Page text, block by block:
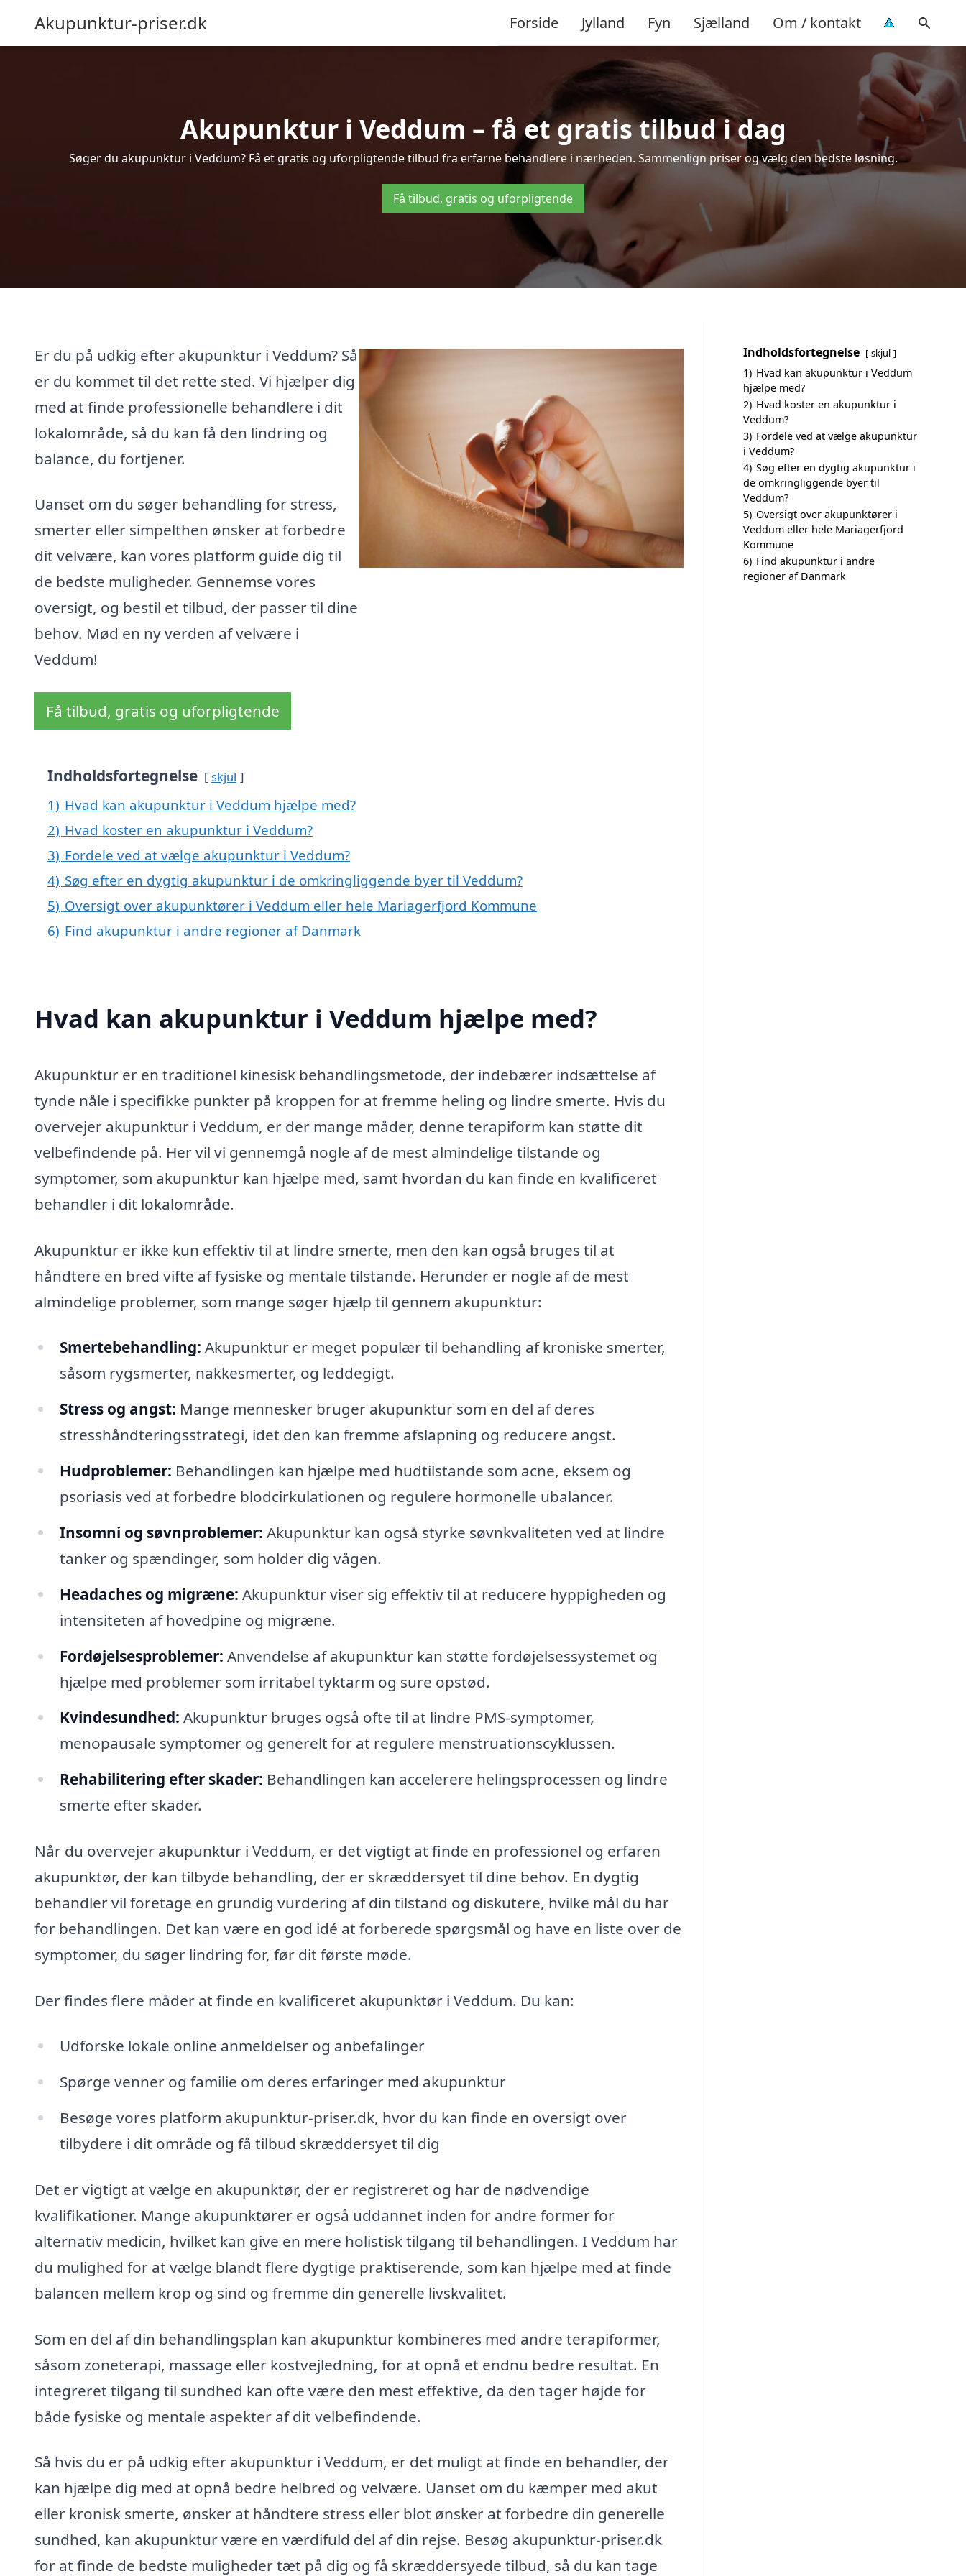
Akupunktur-priser.dk Forside Jylland Fyn Sjælland Om / kontakt
Akupunktur i Veddum – få et gratis tilbud i dag
Søger du akupunktur i Veddum? Få et gratis og uforpligtende tilbud fra erfarne behandlere i nærheden. Sammenlign priser og vælg den bedste løsning.
Få tilbud, gratis og uforpligtende
Er du på udkig efter akupunktur i Veddum? Så
er du kommet til det rette sted. Vi hjælper dig
med at finde professionelle behandlere i dit
lokalområde, så du kan få den lindring og
balance, du fortjener.
Uanset om du søger behandling for stress,
smerter eller simpelthen ønsker at forbedre
dit velvære, kan vores platform guide dig til
de bedste muligheder. Gennemse vores
oversigt, og bestil et tilbud, der passer til dine
behov. Mød en ny verden af velvære i
Veddum!
Få tilbud, gratis og uforpligtende
Indholdsfortegnelse skjul
1) Hvad kan akupunktur i Veddum hjælpe med?
2) Hvad koster en akupunktur i Veddum?
3) Fordele ved at vælge akupunktur i Veddum?
4) Søg efter en dygtig akupunktur i de omkringliggende byer til Veddum?
5) Oversigt over akupunktører i Veddum eller hele Mariagerfjord Kommune
6) Find akupunktur i andre regioner af Danmark
Hvad kan akupunktur i Veddum hjælpe med?
Akupunktur er en traditionel kinesisk behandlingsmetode, der indebærer indsættelse af
tynde nåle i specifikke punkter på kroppen for at fremme heling og lindre smerte. Hvis du
overvejer akupunktur i Veddum, er der mange måder, denne terapiform kan støtte dit
velbefindende på. Her vil vi gennemgå nogle af de mest almindelige tilstande og
symptomer, som akupunktur kan hjælpe med, samt hvordan du kan finde en kvalificeret
behandler i dit lokalområde.
Akupunktur er ikke kun effektiv til at lindre smerte, men den kan også bruges til at
håndtere en bred vifte af fysiske og mentale tilstande. Herunder er nogle af de mest
almindelige problemer, som mange søger hjælp til gennem akupunktur:
Smertebehandling: Akupunktur er meget populær til behandling af kroniske smerter,
såsom rygsmerter, nakkesmerter, og leddegigt.
Stress og angst: Mange mennesker bruger akupunktur som en del af deres
stresshåndteringsstrategi, idet den kan fremme afslapning og reducere angst.
Hudproblemer: Behandlingen kan hjælpe med hudtilstande som acne, eksem og
psoriasis ved at forbedre blodcirkulationen og regulere hormonelle ubalancer.
Insomni og søvnproblemer: Akupunktur kan også styrke søvnkvaliteten ved at lindre
tanker og spændinger, som holder dig vågen.
Headaches og migræne: Akupunktur viser sig effektiv til at reducere hyppigheden og
intensiteten af hovedpine og migræne.
Fordøjelsesproblemer: Anvendelse af akupunktur kan støtte fordøjelsessystemet og
hjælpe med problemer som irritabel tyktarm og sure opstød.
Kvindesundhed: Akupunktur bruges også ofte til at lindre PMS-symptomer,
menopausale symptomer og generelt for at regulere menstruationscyklussen.
Rehabilitering efter skader: Behandlingen kan accelerere helingsprocessen og lindre
smerte efter skader.
Når du overvejer akupunktur i Veddum, er det vigtigt at finde en professionel og erfaren
akupunktør, der kan tilbyde behandling, der er skræddersyet til dine behov. En dygtig
behandler vil foretage en grundig vurdering af din tilstand og diskutere, hvilke mål du har
for behandlingen. Det kan være en god idé at forberede spørgsmål og have en liste over de
symptomer, du søger lindring for, før dit første møde.
Der findes flere måder at finde en kvalificeret akupunktør i Veddum. Du kan:
Udforske lokale online anmeldelser og anbefalinger
Spørge venner og familie om deres erfaringer med akupunktur
Besøge vores platform akupunktur-priser.dk, hvor du kan finde en oversigt over
tilbydere i dit område og få tilbud skræddersyet til dig
Det er vigtigt at vælge en akupunktør, der er registreret og har de nødvendige
kvalifikationer. Mange akupunktører er også uddannet inden for andre former for
alternativ medicin, hvilket kan give en mere holistisk tilgang til behandlingen. I Veddum har
du mulighed for at vælge blandt flere dygtige praktiserende, som kan hjælpe med at finde
balancen mellem krop og sind og fremme din generelle livskvalitet.
Som en del af din behandlingsplan kan akupunktur kombineres med andre terapiformer,
såsom zoneterapi, massage eller kostvejledning, for at opnå et endnu bedre resultat. En
integreret tilgang til sundhed kan ofte være den mest effektive, da den tager højde for
både fysiske og mentale aspekter af dit velbefindende.
Så hvis du er på udkig efter akupunktur i Veddum, er det muligt at finde en behandler, der
kan hjælpe dig med at opnå bedre helbred og velvære. Uanset om du kæmper med akut
eller kronisk smerte, ønsker at håndtere stress eller blot ønsker at forbedre din generelle
sundhed, kan akupunktur være en værdifuld del af din rejse. Besøg akupunktur-priser.dk
for at finde de bedste muligheder tæt på dig og få skræddersyede tilbud, så du kan tage
Indholdsfortegnelse skjul
1) Hvad kan akupunktur i Veddum
hjælpe med?
2) Hvad koster en akupunktur i
Veddum?
3) Fordele ved at vælge akupunktur
i Veddum?
4) Søg efter en dygtig akupunktur i
de omkringliggende byer til
Veddum?
5) Oversigt over akupunktører i
Veddum eller hele Mariagerfjord
Kommune
6) Find akupunktur i andre
regioner af Danmark